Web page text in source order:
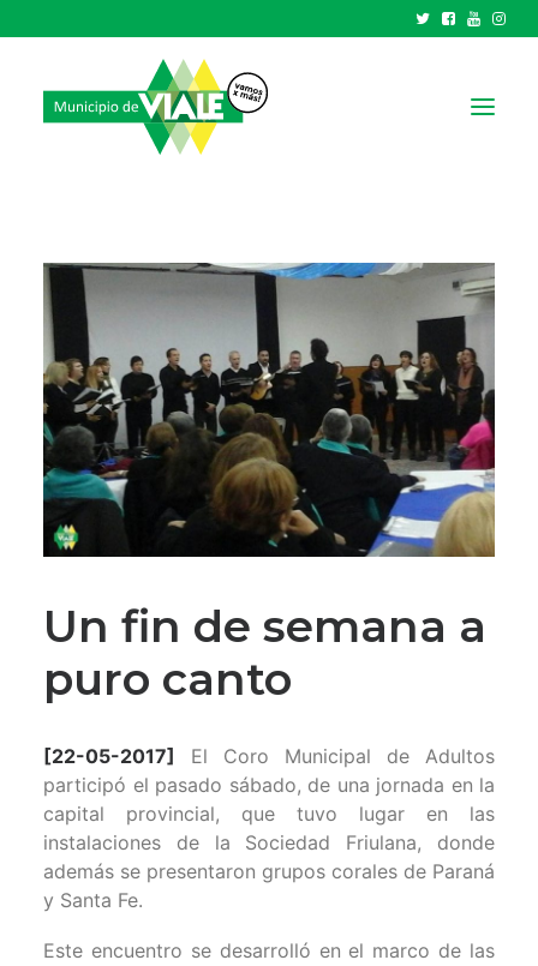
GOBIERNO
HCD
TRÁMITES Y SERVICIOS
CIUDAD
PARQUE INDUSTRIAL
RECAUDACIONES
Un fin de semana a
puro canto
[22-05-2017]
El Coro Municipal de Adultos
participó el pasado sábado, de una jornada en la
capital provincial, que tuvo lugar en las
instalaciones de la Sociedad Friulana, donde
además se presentaron grupos corales de Paraná
y Santa Fe.
Este encuentro se desarrolló en el marco de las